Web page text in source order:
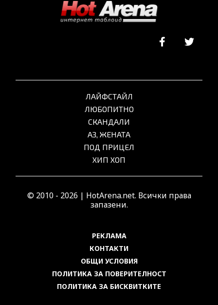
ЛАЙФСТАЙЛ
ЛЮБОПИТНО
СКАНДАЛИ
АЗ, ЖЕНАТА
ПОД ПРИЦЕЛ
ХИП ХОП
© 2010 - 2026 | HotArena.net. Всички права
запазени.
РЕКЛАМА
КОНТАКТИ
ОБЩИ УСЛОВИЯ
ПОЛИТИКА ЗА ПОВЕРИТЕЛНОСТ
ПОЛИТИКА ЗА БИСКВИТКИТЕ